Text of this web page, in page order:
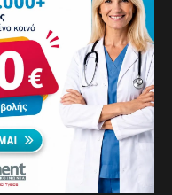
Εμμηνόπαυση: Η
εγκεφαλικό και